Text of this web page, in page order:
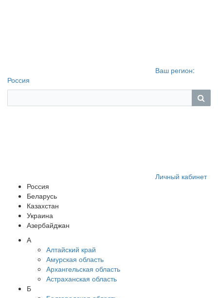
Ваш регион:
Россия
Личный кабинет
Россия
Беларусь
Казахстан
Украина
Азербайджан
А
Алтайский край
Амурская область
Архангельская область
Астраханская область
Б